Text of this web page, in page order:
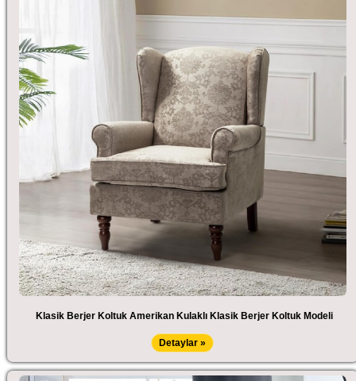
Klasik Berjer Koltuk Amerikan Kulaklı Klasik Berjer Koltuk Modeli
Detaylar »